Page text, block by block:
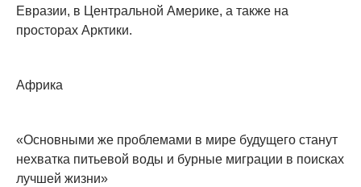
Евразии, в Центральной Америке, а также на
просторах Арктики.
Африка
«Основными же проблемами в мире будущего станут
нехватка питьевой воды и бурные миграции в поисках
лучшей жизни»